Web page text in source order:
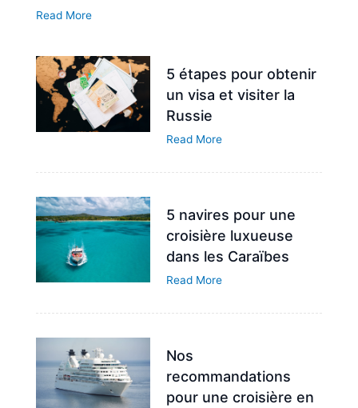
Read More
5 étapes pour obtenir
un visa et visiter la
Russie
Read More
5 navires pour une
croisière luxueuse
dans les Caraïbes
Read More
Nos
recommandations
pour une croisière en